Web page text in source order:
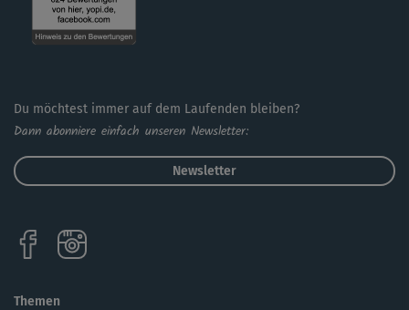
Du möchtest immer auf dem Laufenden bleiben?
Dann abonniere einfach unseren Newsletter:
Newsletter
Themen